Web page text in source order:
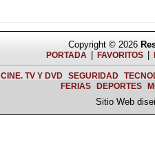
Copyright © 2026
PORTADA FAVORITOS
CINE. TV Y DVD SEGURIDAD
FERIAS
DEPORTES
Sitio Web